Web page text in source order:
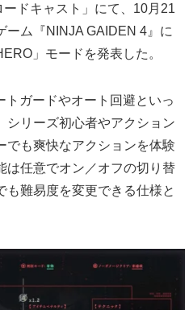
ドキャスト」にて、10月21
ーム『NINJA GAIDEN 4』に
」モードを発表した。
トガードやオート回避といっ
シリーズ初心者やアクション
でも爽快なアクションを体験
は任意でオン／オフの切り替
も難易度を変更できる仕様と